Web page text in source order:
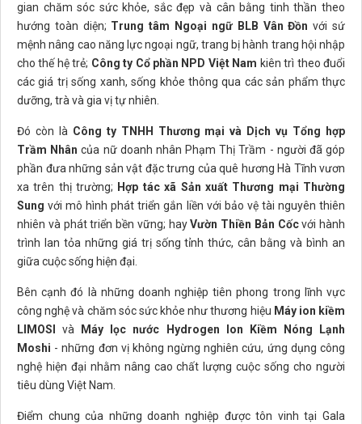
gian chăm sóc sức khỏe, sắc đẹp và cân bằng tinh thần theo
hướng toàn diện; Trung tâm Ngoại ngữ BLB Vân Đồn với sứ
mệnh nâng cao năng lực ngoại ngữ, trang bị hành trang hội nhập
cho thế hệ trẻ; Công ty Cổ phần NPD Việt Nam kiên trì theo đuổi
các giá trị sống xanh, sống khỏe thông qua các sản phẩm thực
dưỡng, trà và gia vị tự nhiên.
Đó còn là Công ty TNHH Thương mại và Dịch vụ Tổng hợp
Trầm Nhân của nữ doanh nhân Phạm Thị Trầm - người đã góp
phần đưa những sản vật đặc trưng của quê hương Hà Tĩnh vươn
xa trên thị trường; Hợp tác xã Sản xuất Thương mại Thường
Sung với mô hình phát triển gắn liền với bảo vệ tài nguyên thiên
nhiên và phát triển bền vững; hayVườn Thiền Bản Cốcvới hành
trình lan tỏa những giá trị sống tỉnh thức, cân bằng và bình an
giữa cuộc sống hiện đại.
Bên cạnh đó là những doanh nghiệp tiên phong trong lĩnh vực
công nghệ và chăm sóc sức khỏe như thương hiệu Máy ion kiềm
LIMOSI
và
Máy lọc nước Hydrogen Ion Kiềm Nóng Lạnh
Moshi - những đơn vị không ngừng nghiên cứu, ứng dụng công
nghệ hiện đại nhằm nâng cao chất lượng cuộc sống cho người
tiêu dùng Việt Nam.
Điểm chung của những doanh nghiệp được tôn vinh tại Gala